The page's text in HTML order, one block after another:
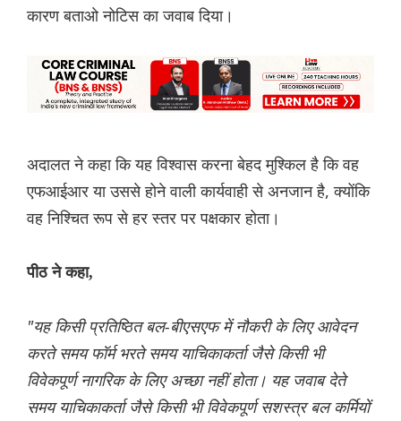
कारण बताओ नोटिस का जवाब दिया।
अदालत ने कहा कि यह विश्वास करना बेहद मुश्किल है कि वह
एफआईआर या उससे होने वाली कार्यवाही से अनजान है, क्योंकि
वह निश्चित रूप से हर स्तर पर पक्षकार होता।
पीठ ने कहा,
"यह किसी प्रतिष्ठित बल-बीएसएफ में नौकरी के लिए आवेदन
करते समय फॉर्म भरते समय याचिकाकर्ता जैसे किसी भी
विवेकपूर्ण नागरिक के लिए अच्छा नहीं होता। यह जवाब देते
समय याचिकाकर्ता जैसे किसी भी विवेकपूर्ण सशस्त्र बल कर्मियों